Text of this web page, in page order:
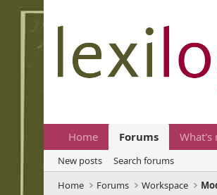
Home Forums What's
New posts
Search forums
Home
Forums Workspace